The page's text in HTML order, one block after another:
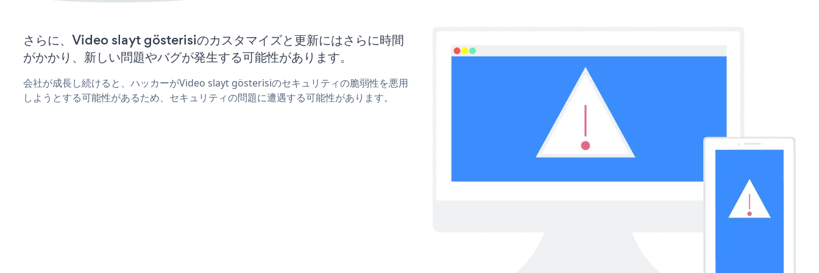
さらに、Video slayt gösterisiのカスタマイズと更新にはさらに時間
がかかり、新しい問題やバグが発生する可能性があります。
会社が成長し続けると、ハッカーがVideo slayt gösterisiのセキュリティの脆弱性を悪用
しようとする可能性があるため、セキュリティの問題に遭遇する可能性があります。